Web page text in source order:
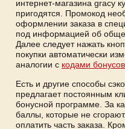
интернет-магазина gracy
пригодятся. Промокод
оформлении заказа в
под информацией об
Далее следует нажать
покупки автоматически
аналогии с кодами
Есть и другие способы
предлагает постоянным
бонусной программе. За
баллы, которые не
оплатить часть заказа.